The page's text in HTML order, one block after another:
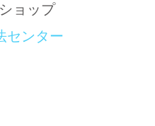
ョップ
センター